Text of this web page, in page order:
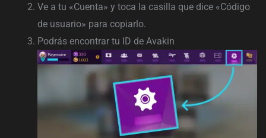
Ve a tu «Cuenta» y toca la casilla que dice «Código
de usuario» para copiarlo.
Podrás encontrar tu ID de Avakin